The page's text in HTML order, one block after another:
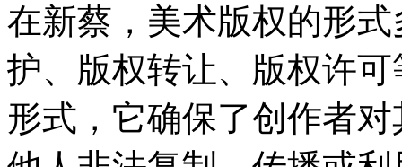
在新蔡，美术版权的形
护、版权转让、版权许
形式，它确保了创作者